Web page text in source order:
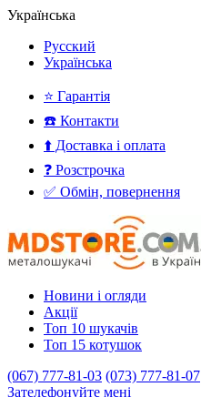
Українська
Русский
Українська
⭐ Гарантія
☎️ Контакти
⬆️ Доставка і оплата
❓ Розстрочка
✅ Обмін, повернення
Новини і огляди
Акції
Топ 10 шукачів
Топ 15 котушок
(067) 777-81-03 (073) 777-81-07
Зателефонуйте мені